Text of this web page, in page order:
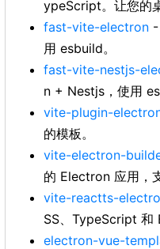
ypeScript。让您的
fast-vite-electron
用 esbuild。
fast-vite-nestjs-
n + Nestjs，使用
vite-plugin-
的模板。
vite-electron-
的 Electron 应用，
vite-reactts-
SS、TypeScript 和
electron-vue-